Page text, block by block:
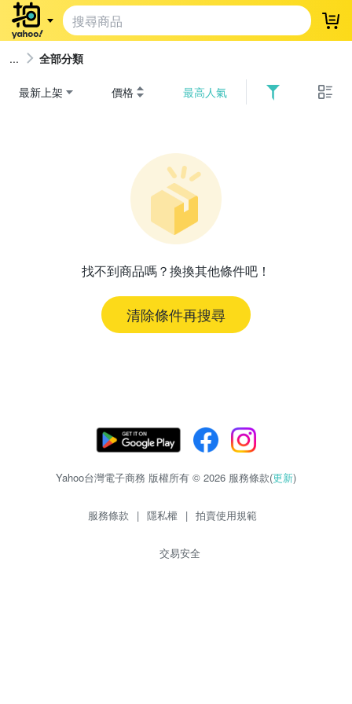
登
全部分類
最新上架 價格 最高人氣
找不到商品嗎？換換其他條件吧！
清除條件再搜尋
Yahoo台灣電子商務 版權所有 © 2026 服務條款(更新)
服務條款 | 隱私權 | 拍賣使用規範
交易安全